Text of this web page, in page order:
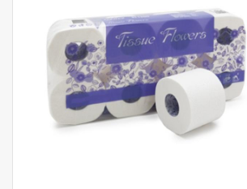
Botanicals
Bonbons pour la bonbonnière